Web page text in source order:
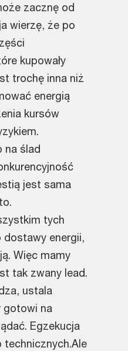
zacznę od
wierzę, że po
kupowały
trochę inna niż
energią
kursów
na ślad
jest sama
tych
dostawy energii,
Więc mamy
tak zwany lead.
ustala
gotowi na
Egzekucja